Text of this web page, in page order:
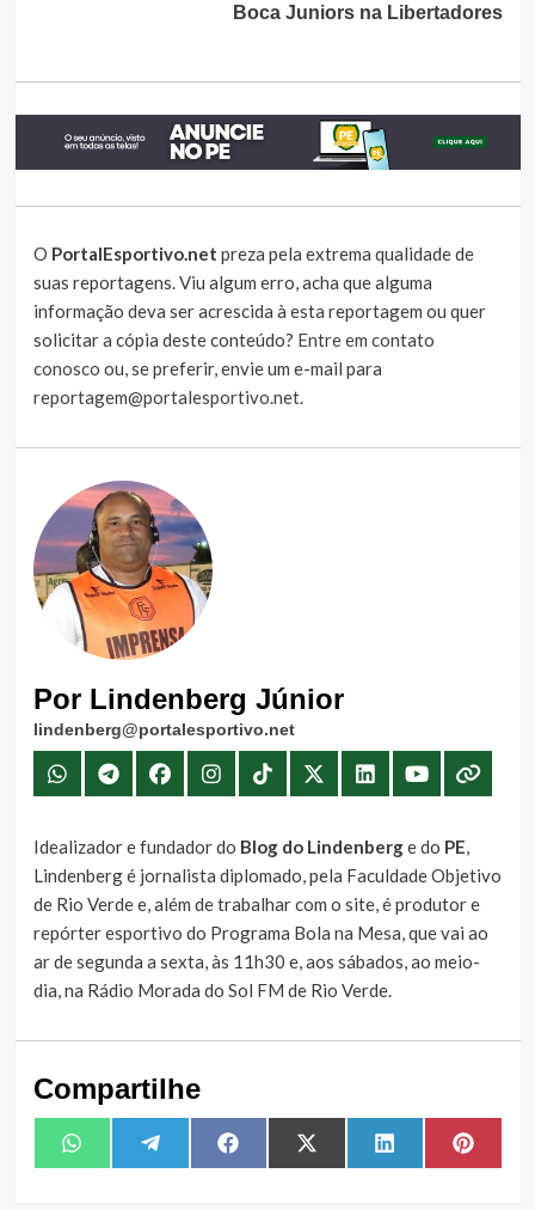
Boca Juniors na Libertadores
O PortalEsportivo.net preza pela extrema qualidade de
suas reportagens. Viu algum erro, acha que alguma
informação deva ser acrescida à esta reportagem ou quer
solicitar a cópia deste conteúdo? Entre em contato
conosco ou, se preferir, envie um e-mail para
reportagem@portalesportivo.net.
Por Lindenberg Júnior
lindenberg@portalesportivo.net
Idealizador e fundador do Blog do Lindenberge do PE,
Lindenberg é jornalista diplomado, pela Faculdade Objetivo
de Rio Verde e, além de trabalhar com o site, é produtor e
repórter esportivo do Programa Bola na Mesa, que vai ao
ar de segunda a sexta, às 11h30 e, aos sábados, ao meio-
dia, na Rádio Morada do Sol FM de Rio Verde.
Compartilhe
Share
on
WhatsAppShare
on
TelegramShare
on
FacebookShare
on
X
(Twitter)
Share
on
LinkedIn Share
on